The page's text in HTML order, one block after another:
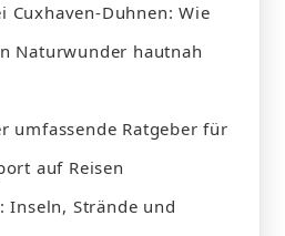
Cuxhaven-Duhnen: Wie
Naturwunder hautnah
umfassende Ratgeber für
auf Reisen
Inseln, Strände und